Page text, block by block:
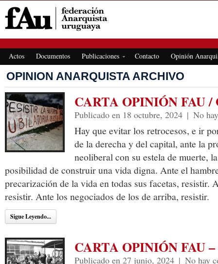
Actos Documentos Publicaciones Contacto Opinión
OPINION ANARQUISTA ARCHIVO
CARTA OPINIÓN FAU /
Publicado en 18 octubre, 2024 | No
Hay que evitar los retrocesos, e ir
de la derecha y del capital, ante la
neoliberal con su estela de muerte,
posibilidad de construir una vida digna. Ante el
precarización de la vida en todas sus facetas, resistir.
resistir. Ante los negociados de los de arriba, resistir.
Sigue Leyendo...
CARTA OPINIÓN FAU
Publicado en 27 junio, 2024 | No hay